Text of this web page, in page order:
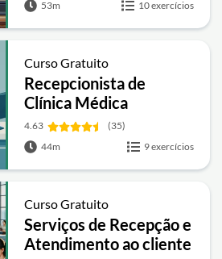
53m 10 exercícios
Curso Gratuito
Recepcionista de
Clínica Médica
4.63
(35)
44m
9 exercícios
Curso Gratuito
Serviços de Recepção e
Atendimento ao cliente